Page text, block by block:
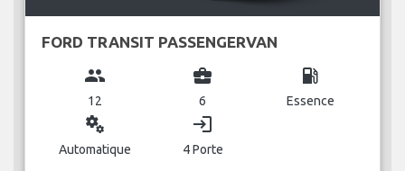
FORD TRANSIT PASSENGERVAN
group
12
business_center
6
local_gas_station
Essence
miscellaneous_services
Automatique
login
4 Porte